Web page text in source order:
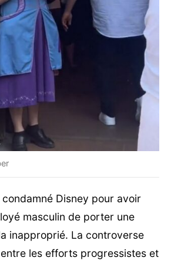
Disney pour avoir
masculin de porter une
inapproprié. La controverse
les efforts progressistes et